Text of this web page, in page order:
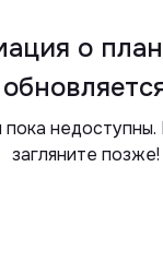
о
пока
загляните позже!